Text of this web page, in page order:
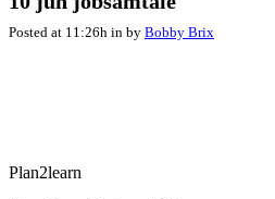
Posted at 11:26h in by Bobby Brix
Plan2learn